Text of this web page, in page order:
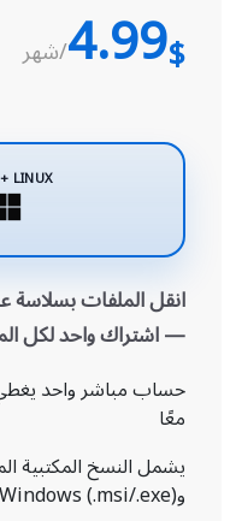
$
4.99/شهر
LINUX
— اشتراك واحد لكل
معًا
وWindows (.msi/.exe) وLinux (AppImage)